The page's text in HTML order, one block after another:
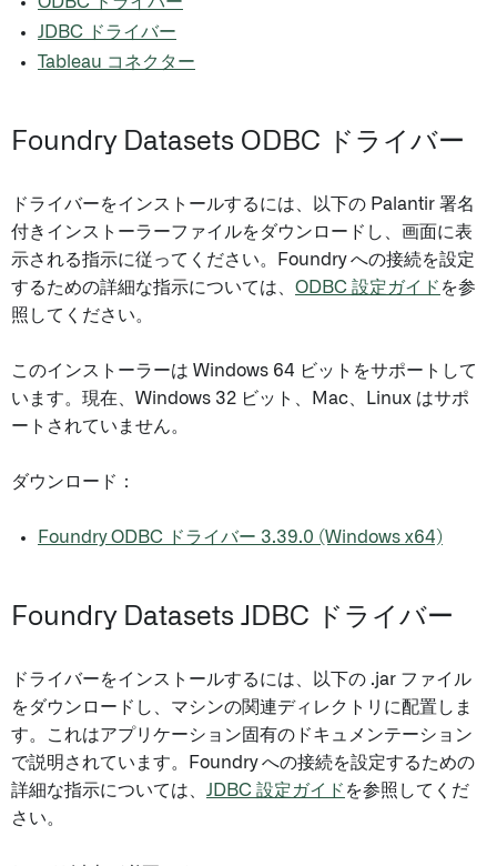
JDBC ドライバー
Tableau コネクター
Foundry Datasets ODBC ドライバー
ドライバーをインストールするには、以下の Palantir 署名
付きインストーラーファイルをダウンロードし、画面に表
示される指示に従ってください。Foundry への接続を設定
するための詳細な指示については、 ODBC 設定ガイド を参
照してください。
このインストーラーは Windows 64 ビットをサポートして
います。現在、Windows 32 ビット、Mac、Linux はサポ
ートされていません。
ダウンロード：
Foundry ODBC ドライバー 3.39.0 (Windows x64)
Foundry Datasets JDBC ドライバー
ドライバーをインストールするには、以下の .jar ファイル
をダウンロードし、マシンの関連ディレクトリに配置しま
す。これはアプリケーション固有のドキュメンテーション
で説明されています。Foundry への接続を設定するための
詳細な指示については、 JDBC 設定ガイド を参照してくだ
さい。